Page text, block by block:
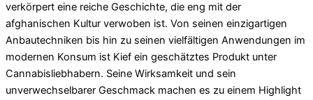
verkörpert eine reiche Geschichte, die eng mit der
afghanischen Kultur verwoben ist. Von seinen einzigartigen
Anbautechniken bis hin zu seinen vielfältigen Anwendungen im
modernen Konsum ist Kief ein geschätztes Produkt unter
Cannabisliebhabern. Seine Wirksamkeit und sein
unverwechselbarer Geschmack machen es zu einem Highlight